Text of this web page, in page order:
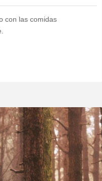
con las comidas